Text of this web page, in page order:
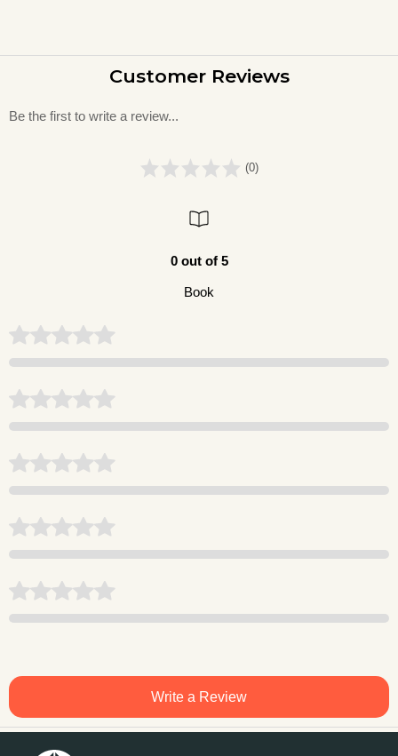
Customer Reviews
Be the first to write a review...
(0)
0 out of 5
Book
Write a Review